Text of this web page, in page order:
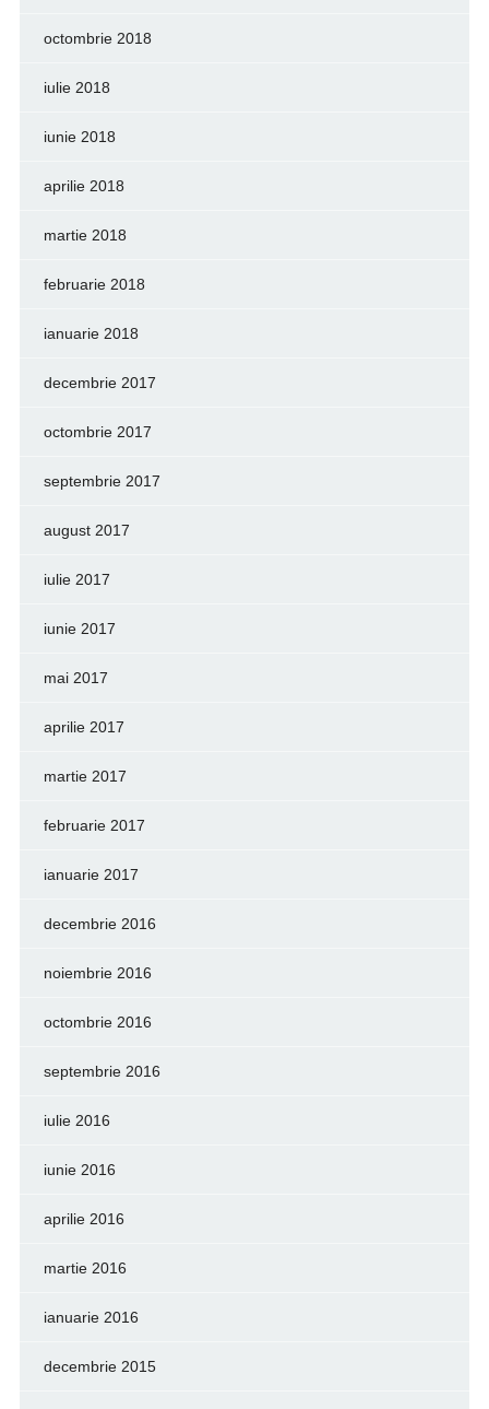
octombrie 2018
iulie 2018
iunie 2018
aprilie 2018
martie 2018
februarie 2018
ianuarie 2018
decembrie 2017
octombrie 2017
septembrie 2017
august 2017
iulie 2017
iunie 2017
mai 2017
aprilie 2017
martie 2017
februarie 2017
ianuarie 2017
decembrie 2016
noiembrie 2016
octombrie 2016
septembrie 2016
iulie 2016
iunie 2016
aprilie 2016
martie 2016
ianuarie 2016
decembrie 2015